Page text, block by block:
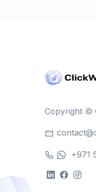
Copyright ©
+971